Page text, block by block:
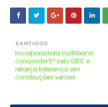
ANTIGOS
Incorporadora curitibana
conquista 5º selo GBC e
reforça liderança em
construções verdes